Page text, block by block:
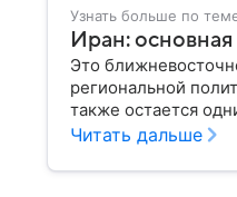
Узнать больше по
Иран:
Это
региональной
также остается
Иране.
Читать дальше